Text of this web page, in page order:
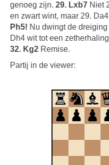
genoeg zijn. 29. Lxb7 Niet
en zwart wint, maar 29.
Ph5! Nu dwingt de
Dh4 wit tot een
32. Kg2 Remise.
Partij in de viewer: